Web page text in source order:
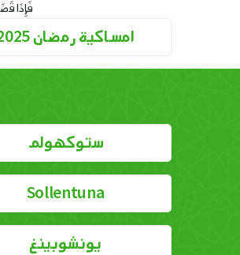
فَإِذَا
امساكية رمضان 2025
ستوكهولم
Sollentuna
يونشوبينغ